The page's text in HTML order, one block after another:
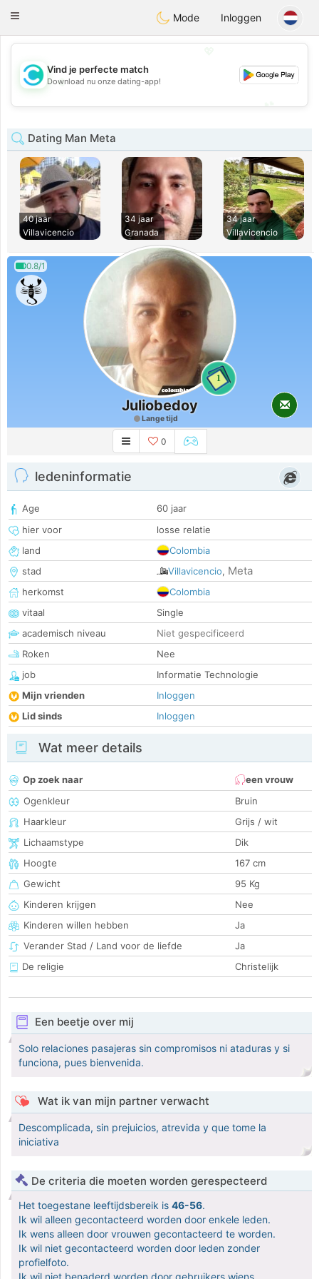
olombiaCitas
Toggle
Mode Inloggen
💖
💕
Vind je perfecte match
Download nu onze dating-app!
Dating Man Meta
40 jaar
Villavicencio
34 jaar
Granada
34 jaar
Villavicencio
0.8/1
1
Juliobedoy
Lange tijd
0
ledeninformatie
Age
60 jaar
hier voor
losse relatie
land
Colombia
stad
Villavicencio, Meta
herkomst
Colombia
vitaal
Single
academisch niveau
Niet gespecificeerd
Roken
Nee
job
Informatie Technologie
Mijn vrienden
Inloggen
Lid sinds
Inloggen
Wat meer details
Op zoek naar
een vrouw
Ogenkleur
Bruin
Haarkleur
Grijs / wit
Lichaamstype
Dik
Hoogte
167 cm
Gewicht
95 Kg
Kinderen krijgen
Nee
Kinderen willen hebben
Ja
Verander Stad / Land voor de liefde
Ja
De religie
Christelijk
Een beetje over mij
Solo relaciones pasajeras sin compromisos ni ataduras y si
funciona, pues bienvenida.
Wat ik van mijn partner verwacht
Descomplicada, sin prejuicios, atrevida y que tome la
iniciativa
De criteria die moeten worden gerespecteerd
Het toegestane leeftijdsbereik is 46-56.
Ik wil alleen gecontacteerd worden door enkele leden.
Ik wens alleen door vrouwen gecontacteerd te worden.
Ik wil niet gecontacteerd worden door leden zonder
profielfoto.